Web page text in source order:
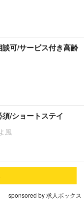
談可/サービス付き高齢
/ショートステイ
風
sponsored by 求人ボックス